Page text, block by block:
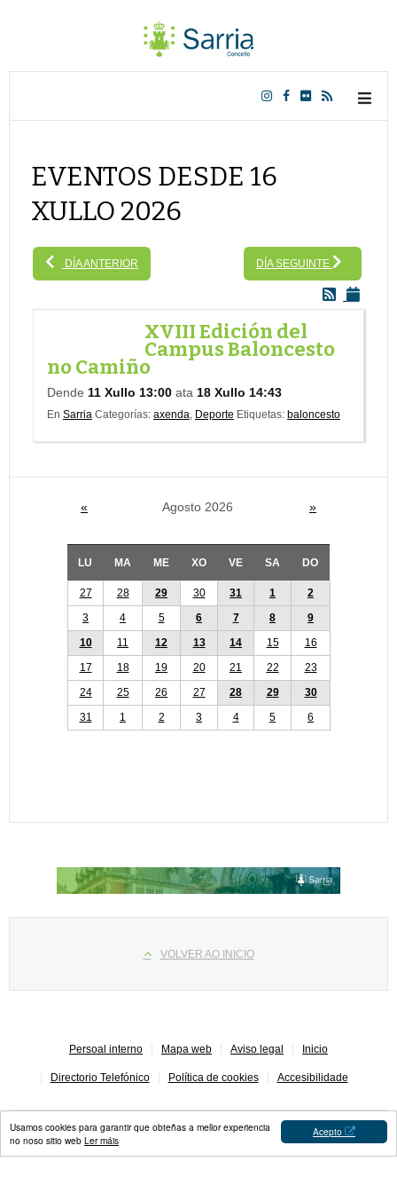
Acepto
Usamos cookies para garantir que obteñas a mellor experiencia
no noso sitio web Ler máis
EVENTOS DESDE 16
XULLO 2026
DÍA ANTERIOR DÍA SEGUINTE
XVIII Edición del
Campus Baloncesto
no Camiño
Dende 11 Xullo 13:00 ata 18 Xullo 14:43
En Sarria Categorías: axenda, Deporte Etiquetas: baloncesto
« Agosto 2026 »
LU MA ME XO VE SA DO
27 28 29 30 31 1
2
3
4 5 6 7 8
9
10
11 12 13 14 15
16
17
18 19 20 21 22
23
24
25 26 27 28 29
30
31
1 2 3 4 5 6
VOLVER AO INICIO
Persoal interno Mapa web Aviso legal Inicio
Directorio Telefónico Política de cookies Accesibilidade